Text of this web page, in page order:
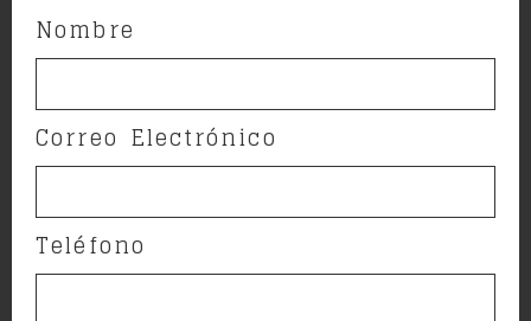
Nombre
Correo Electrónico
Teléfono